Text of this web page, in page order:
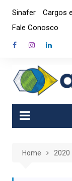
content
Sinafer Cargos
Fale Conosco
Home 2020